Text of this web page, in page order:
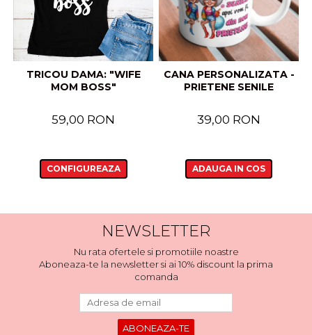
TRICOU DAMA: "WIFE
MOM BOSS"
59,00 RON
CONFIGUREAZA
CANA PERSONALIZATA -
PRIETENE SENILE
39,00 RON
ADAUGA IN COS
NEWSLETTER
Nu rata ofertele si promotiile noastre
Aboneaza-te la newsletter si ai 10% discount la prima
comanda